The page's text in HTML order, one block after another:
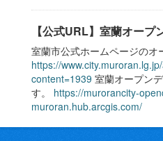
【公式URL】室蘭オープ
室蘭市公式ホームページのオ
https://
content=1939 室蘭オープン
す。 https://murorancity-
muroran.hub.arcgis.com/